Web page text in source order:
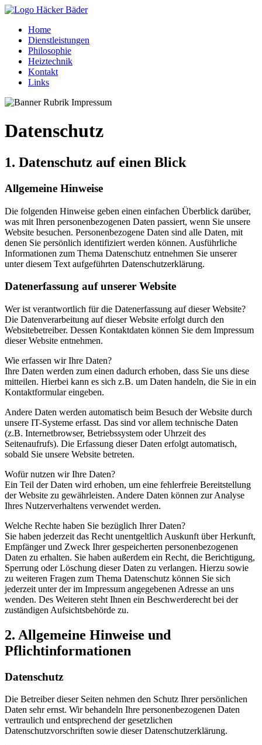
Home
Dienstleistungen
Philosophie
Heiztechnik
Kontakt
Links
Datenschutz
1. Datenschutz auf einen Blick
Allgemeine Hinweise
Die folgenden Hinweise geben einen einfachen Überblick darüber,
was mit Ihren personenbezogenen Daten passiert, wenn Sie unsere
Website besuchen. Personenbezogene Daten sind alle Daten, mit
denen Sie persönlich identifiziert werden können. Ausführliche
Informationen zum Thema Datenschutz entnehmen Sie unserer
unter diesem Text aufgeführten Datenschutzerklärung.
Datenerfassung auf unserer Website
Wer ist verantwortlich für die Datenerfassung auf dieser Website?
Die Datenverarbeitung auf dieser Website erfolgt durch den
Websitebetreiber. Dessen Kontaktdaten können Sie dem Impressum
dieser Website entnehmen.
Wie erfassen wir Ihre Daten?
Ihre Daten werden zum einen dadurch erhoben, dass Sie uns diese
mitteilen. Hierbei kann es sich z.B. um Daten handeln, die Sie in ein
Kontaktformular eingeben.
Andere Daten werden automatisch beim Besuch der Website durch
unsere IT-Systeme erfasst. Das sind vor allem technische Daten
(z.B. Internetbrowser, Betriebssystem oder Uhrzeit des
Seitenaufrufs). Die Erfassung dieser Daten erfolgt automatisch,
sobald Sie unsere Website betreten.
Wofür nutzen wir Ihre Daten?
Ein Teil der Daten wird erhoben, um eine fehlerfreie Bereitstellung
der Website zu gewährleisten. Andere Daten können zur Analyse
Ihres Nutzerverhaltens verwendet werden.
Welche Rechte haben Sie bezüglich Ihrer Daten?
Sie haben jederzeit das Recht unentgeltlich Auskunft über Herkunft,
Empfänger und Zweck Ihrer gespeicherten personenbezogenen
Daten zu erhalten. Sie haben außerdem ein Recht, die Berichtigung,
Sperrung oder Löschung dieser Daten zu verlangen. Hierzu sowie
zu weiteren Fragen zum Thema Datenschutz können Sie sich
jederzeit unter der im Impressum angegebenen Adresse an uns
wenden. Des Weiteren steht Ihnen ein Beschwerderecht bei der
zuständigen Aufsichtsbehörde zu.
2. Allgemeine Hinweise und
Pflichtinformationen
Datenschutz
Die Betreiber dieser Seiten nehmen den Schutz Ihrer persönlichen
Daten sehr ernst. Wir behandeln Ihre personenbezogenen Daten
vertraulich und entsprechend der gesetzlichen
Datenschutzvorschriften sowie dieser Datenschutzerklärung.